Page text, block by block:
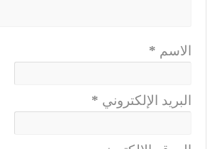
الاسم *
البريد الإلكتروني *